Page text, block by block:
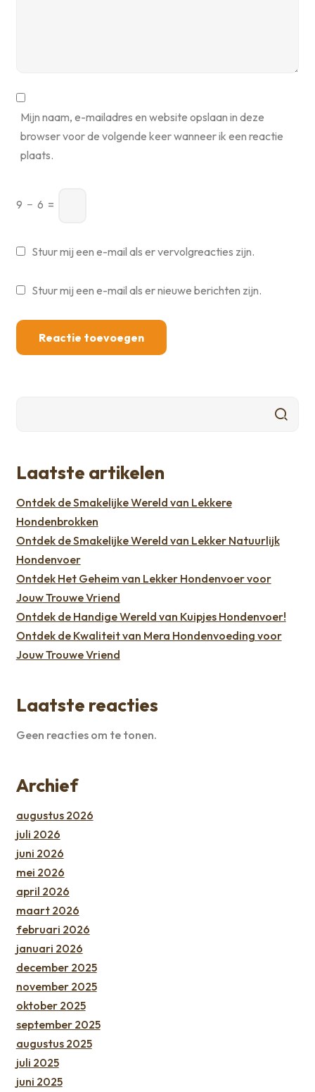
Mijn naam, e-mailadres en website opslaan in deze
browser voor de volgende keer wanneer ik een reactie
plaats.
9 − 6 =
Stuur mij een e-mail als er vervolgreacties zijn.
Stuur mij een e-mail als er nieuwe berichten zijn.
Laatste artikelen
Ontdek de Smakelijke Wereld van Lekkere
Hondenbrokken
Ontdek de Smakelijke Wereld van Lekker Natuurlijk
Hondenvoer
Ontdek Het Geheim van Lekker Hondenvoer voor
Jouw Trouwe Vriend
Ontdek de Handige Wereld van Kuipjes Hondenvoer!
Ontdek de Kwaliteit van Mera Hondenvoeding voor
Jouw Trouwe Vriend
Laatste reacties
Geen reacties om te tonen.
Archief
augustus 2026
juli 2026
juni 2026
mei 2026
april 2026
maart 2026
februari 2026
januari 2026
december 2025
november 2025
oktober 2025
september 2025
augustus 2025
juli 2025
juni 2025